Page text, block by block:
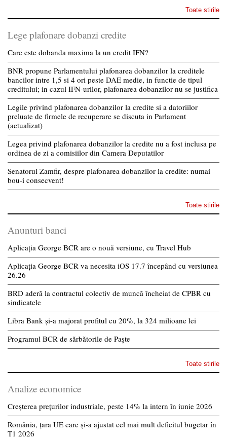
Toate stirile
Lege plafonare dobanzi credite
Care este dobanda maxima la un credit IFN?
BNR propune Parlamentului plafonarea dobanzilor la creditele
bancilor intre 1,5 si 4 ori peste DAE medie, in functie de tipul
creditului; in cazul IFN-urilor, plafonarea dobanzilor nu se justifica
Legile privind plafonarea dobanzilor la credite si a datoriilor
preluate de firmele de recuperare se discuta in Parlament
(actualizat)
Legea privind plafonarea dobanzilor la credite nu a fost inclusa pe
ordinea de zi a comisiilor din Camera Deputatilor
Senatorul Zamfir, despre plafonarea dobanzilor la credite: numai
bou-i consecvent!
Toate stirile
Anunturi banci
Aplicația George BCR are o nouă versiune, cu Travel Hub
Aplicația George BCR va necesita iOS 17.7 începând cu versiunea
26.26
BRD aderă la contractul colectiv de muncă încheiat de CPBR cu
sindicatele
Libra Bank și-a majorat profitul cu 20%, la 324 milioane lei
Programul BCR de sărbătorile de Paște
Toate stirile
Analize economice
Creșterea prețurilor industriale, peste 14% la intern în iunie 2026
România, țara UE care și-a ajustat cel mai mult deficitul bugetar în
T1 2026